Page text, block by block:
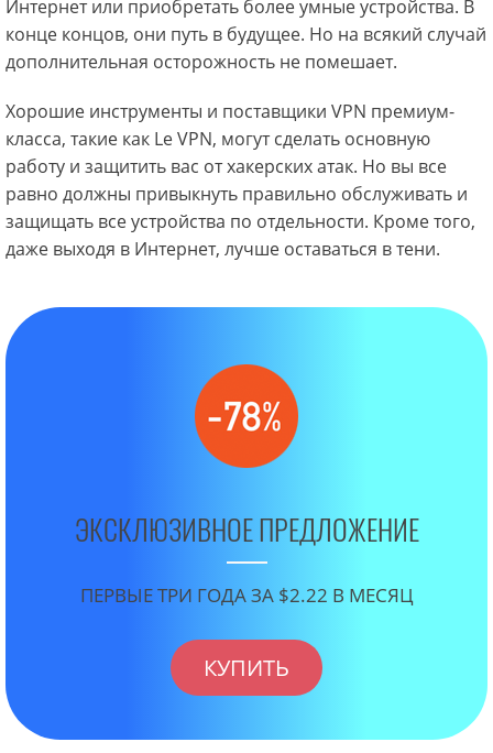
Интернет или приобретать более умные устройства. В
конце концов, они путь в будущее. Но на всякий случай
дополнительная осторожность не помешает.
Хорошие инструменты и поставщики VPN премиум-
класса, такие как Le VPN, могут сделать основную
работу и защитить вас от хакерских атак. Но вы все
равно должны привыкнуть правильно обслуживать и
защищать все устройства по отдельности. Кроме того,
даже выходя в Интернет, лучше оставаться в тени.
ЭКСКЛЮЗИВНОЕ ПРЕДЛОЖЕНИЕ
ПЕРВЫЕ ТРИ ГОДА ЗА $2.22 В МЕСЯЦ
КУПИТЬ